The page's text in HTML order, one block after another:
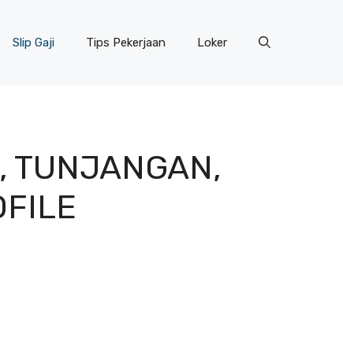
Slip Gaji Tips Pekerjaan Loker
TUNJANGAN,